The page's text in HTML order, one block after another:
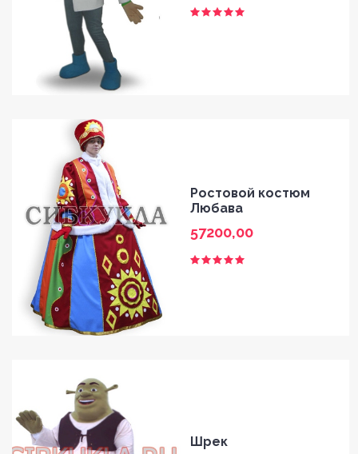
Ростовой костюм
Любава
57200,00
Шрек